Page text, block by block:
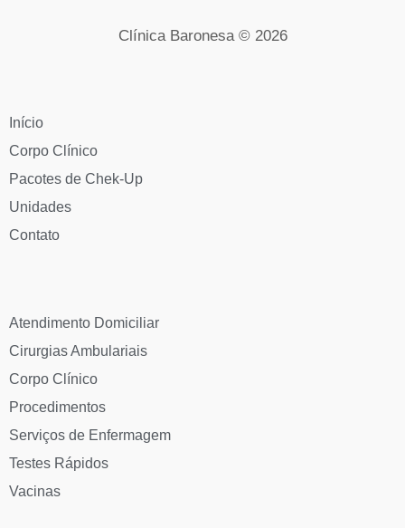
Clínica Baronesa © 2026
Início
Corpo Clínico
Pacotes de Chek-Up
Unidades
Contato
Atendimento Domiciliar
Cirurgias Ambulariais
Corpo Clínico
Procedimentos
Serviços de Enfermagem
Testes Rápidos
Vacinas